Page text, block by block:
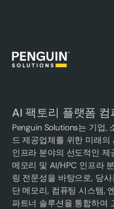
AI 팩토리 플랫폼 컴
Penguin Solutions는 기업,
드 제공업체를 위한 미래의
인프라 분야의 선도적인 제
메모리 및 AI/HPC 인프라
링 전문성을 바탕으로, 당
단 메모리, 컴퓨팅 시스템,
파트너 솔루션을 통합하여